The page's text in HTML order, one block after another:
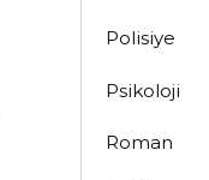
Polisiye
Psikoloji
Roman